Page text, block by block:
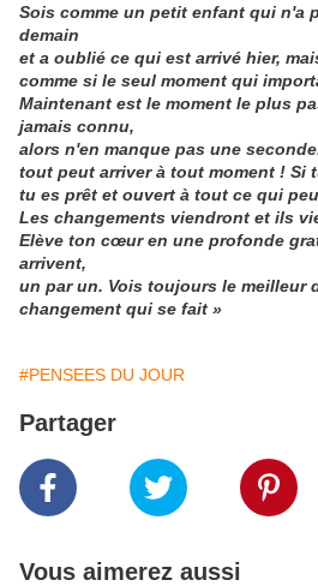
Sois comme un petit enfant qui n'a
demain
et a oublié ce qui est arrivé hier,
comme si le seul moment qui
Maintenant est le moment le plus
jamais connu,
alors n'en manque pas une
tout peut arriver à tout moment ! Si
tu es prêt et ouvert à tout ce qui
Les changements viendront et ils
Elève ton cœur en une profonde
arrivent,
un par un. Vois toujours le meilleur
changement qui se fait »
#PENSEES DU JOUR
Partager
Vous aimerez aussi